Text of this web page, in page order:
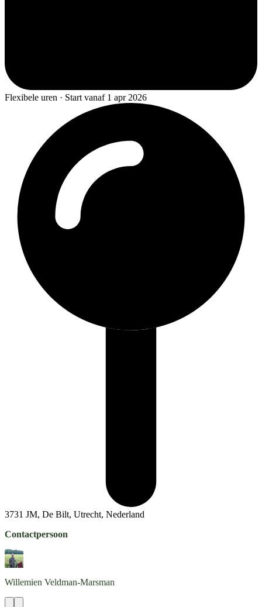
Flexibele uren · Start vanaf 1 apr 2026
3731 JM, De Bilt, Utrecht, Nederland
Contactpersoon
Willemien Veldman-Marsman